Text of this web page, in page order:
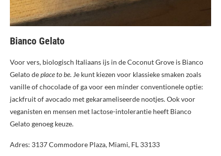
Bianco Gelato
Voor vers, biologisch Italiaans ijs in de Coconut Grove is Bianco
Gelato deplace to be. Je kunt kiezen voor klassieke smaken zoals
vanille of chocolade of ga voor een minder conventionele optie:
jackfruit of avocado met gekarameliseerde nootjes. Ook voor
veganisten en mensen met lactose-intolerantie heeft Bianco
Gelato genoeg keuze.
Adres: 3137 Commodore Plaza, Miami, FL 33133